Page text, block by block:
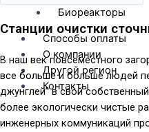
Биореакторы
Способы оплаты
О компании
Другой регион
Контакты
Станции очистки
В наш век повсеместного
все больше и больше людей
джунглей” в свой
более экологически чистые
инженерных коммуникаций